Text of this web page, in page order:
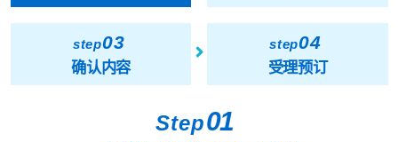
step03
确认内容
step04
受理预订
Step01